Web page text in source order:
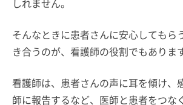
そんなときに患者さんに安心してもら
き合うのが、看護師の役割でもありま
看護師は、患者さんの声に耳を傾け、
師に報告するなど、医師と患者をつな